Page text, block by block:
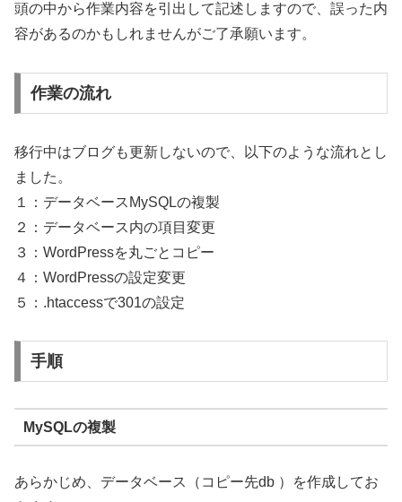
頭の中から作業内容を引出して記述しますので、誤った内
容があるのかもしれませんがご了承願います。
作業の流れ
移行中はブログも更新しないので、以下のような流れとし
ました。
１：データベースMySQLの複製
２：データベース内の項目変更
３：WordPressを丸ごとコピー
４：WordPressの設定変更
５：.htaccessで301の設定
手順
MySQLの複製
あらかじめ、データベース（コピー先db ）を作成してお